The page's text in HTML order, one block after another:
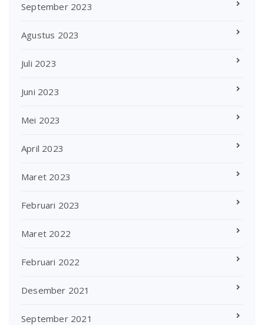
September 2023
Agustus 2023
Juli 2023
Juni 2023
Mei 2023
April 2023
Maret 2023
Februari 2023
Maret 2022
Februari 2022
Desember 2021
September 2021